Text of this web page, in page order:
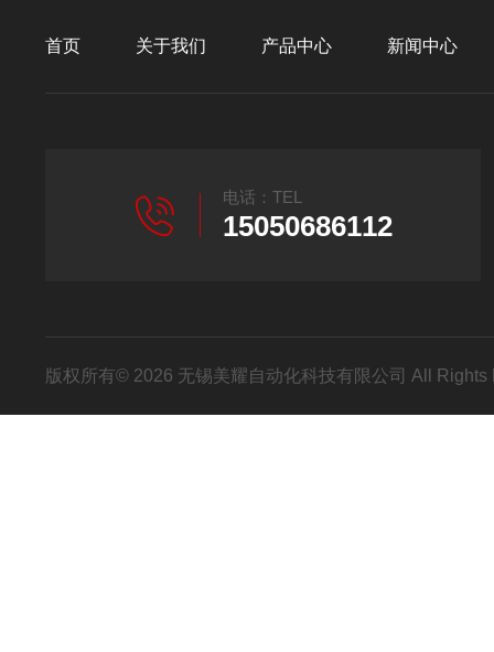
首页 关于我们 产品中心 新闻中心
电话：TEL
15050686112
版权所有© 2026 无锡美耀自动化科技有限公司 All